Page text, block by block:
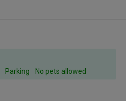
Parking No pets allowed